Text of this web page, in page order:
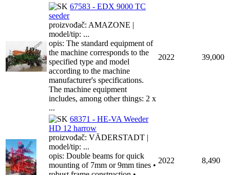
67583 - EDX 9000 TC
seeder
proizvođač: AMAZONE |
model/tip: ...
opis: The standard equipment of
the machine corresponds to the
specified type and model
according to the machine
manufacturer's specifications.
The machine equipment
includes, among other things: 2 x
...
2022 39,000
68371 - HE-VA Weeder
HD 12 harrow
proizvođač: VÄDERSTADT |
model/tip: ...
opis: Double beams for quick
mounting of 7mm or 9mm tines •
2022 8,490